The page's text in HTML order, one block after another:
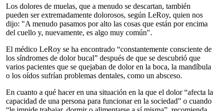
Los dolores de muelas, que a menudo se descartan, también
pueden ser extremadamente dolorosos, según LeRoy, quien nos
dijo: "A menudo pasamos por alto las cosas que están por encima
del cuello y, nuevamente, es algo muy común".
El médico LeRoy se ha encontrado “constantemente consciente de
los síndromes de dolor bucal” después de que se descubrió que
varios pacientes que se quejaban de dolor en la boca, la mandíbula
o los oídos sufrían problemas dentales, como un absceso.
En cuanto a qué hacer en una situación en la que el dolor “afecta la
capacidad de una persona para funcionar en la sociedad” o cuando